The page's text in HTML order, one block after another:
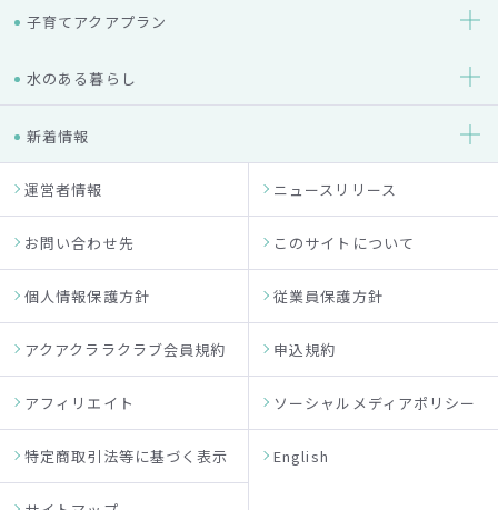
子育てアクアプラン
水のある暮らし
新着情報
運営者情報 ニュースリリース
お問い合わせ先 このサイトについて
個人情報保護方針 従業員保護方針
アクアクララクラブ会員規約 申込規約
アフィリエイト ソーシャルメディアポリシー
特定商取引法等に基づく表示 English